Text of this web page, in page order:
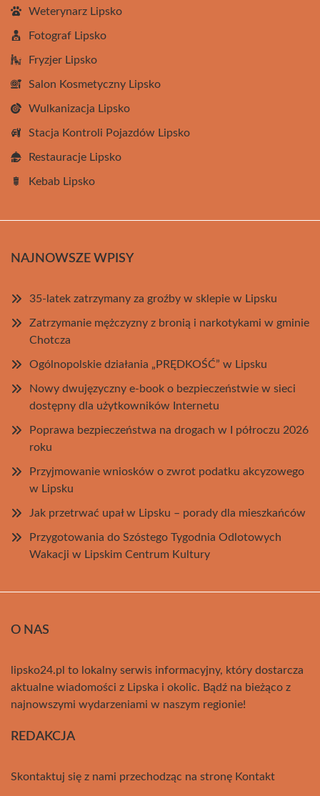
Weterynarz Lipsko
Fotograf Lipsko
Fryzjer Lipsko
Salon Kosmetyczny Lipsko
Wulkanizacja Lipsko
Stacja Kontroli Pojazdów Lipsko
Restauracje Lipsko
Kebab Lipsko
NAJNOWSZE WPISY
35-latek zatrzymany za groźby w sklepie w Lipsku
Zatrzymanie mężczyzny z bronią i narkotykami w gminie
Chotcza
Ogólnopolskie działania „PRĘDKOŚĆ” w Lipsku
Nowy dwujęzyczny e-book o bezpieczeństwie w sieci
dostępny dla użytkowników Internetu
Poprawa bezpieczeństwa na drogach w I półroczu 2026
roku
Przyjmowanie wniosków o zwrot podatku akcyzowego
w Lipsku
Jak przetrwać upał w Lipsku – porady dla mieszkańców
Przygotowania do Szóstego Tygodnia Odlotowych
Wakacji w Lipskim Centrum Kultury
O NAS
lipsko24.pl to lokalny serwis informacyjny, który dostarcza
aktualne wiadomości z Lipska i okolic. Bądź na bieżąco z
najnowszymi wydarzeniami w naszym regionie!
REDAKCJA
Skontaktuj się z nami przechodząc na stronę Kontakt